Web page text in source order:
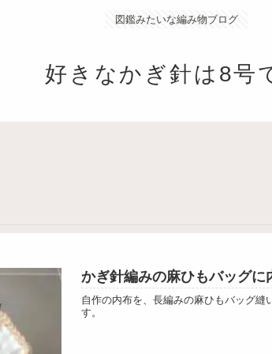
図鑑みたいな編み物ブログ
好きなかぎ針は8号
かぎ針編みの麻ひもバッグに
自作の内布を、長編みの麻ひもバッグ縫
す。